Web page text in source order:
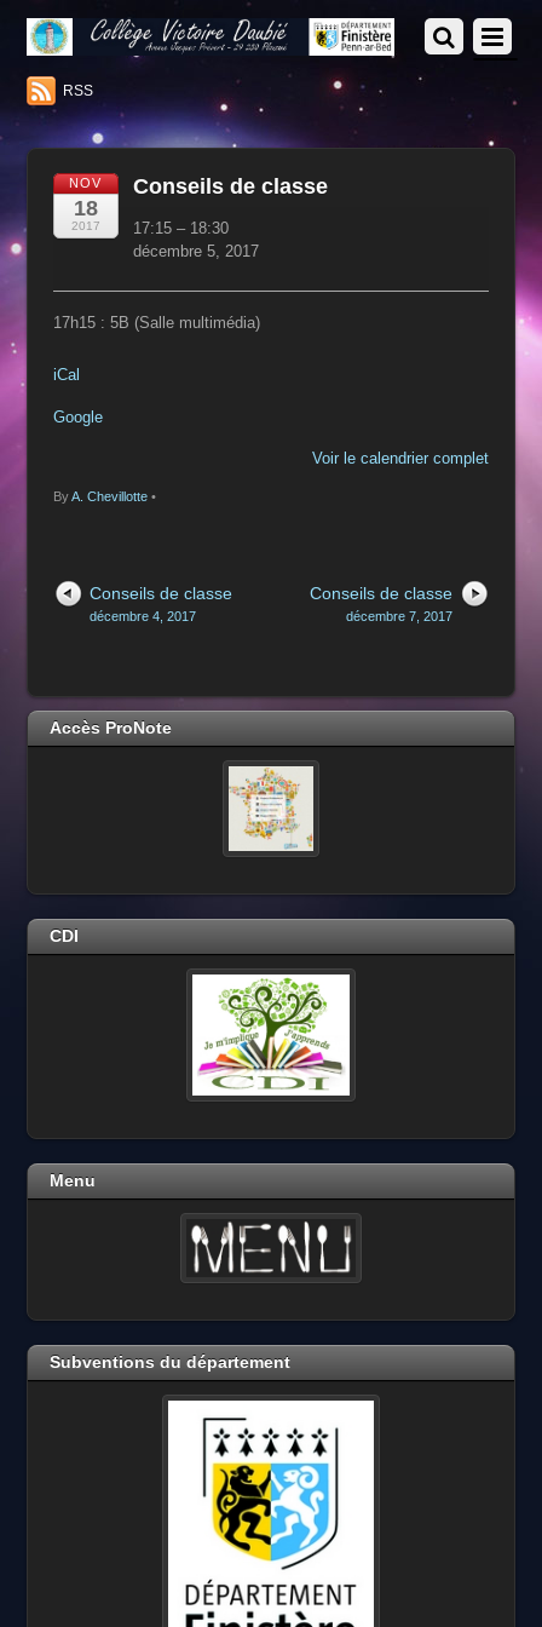
RSS
NOV
18
2017
Conseils de classe
de
classe
17:15 – 18:30
décembre 5, 2017
17h15 : 5B (Salle multimédia)
iCal
Google
Voir le calendrier complet
ByA. Chevillotte•
Conseils de classe
décembre 4, 2017
Conseils de classe
décembre 7, 2017
Accès ProNote
CDI
Menu
Subventions du département